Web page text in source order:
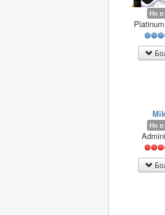
Не в
Не в